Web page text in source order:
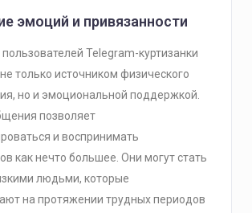
эмоций и привязанности
Telegram-куртизанки
только источником физического
но и эмоциональной поддержкой.
позволяет
и воспринимать
как нечто большее. Они могут стать
людьми, которые
на протяжении трудных периодов